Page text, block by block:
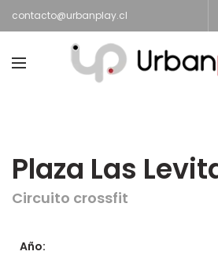
contacto@urbanplay.cl
Plaza Las
Circuito crossfit
Año: